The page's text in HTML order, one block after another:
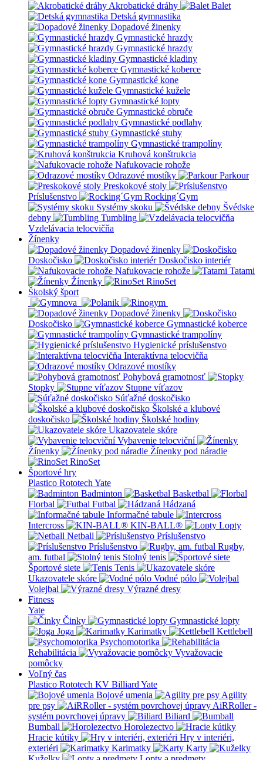
Akrobatické dráhy
Balet
Detská gymnastika
Dopadové žinenky
Gymnastické hrazdy
Gymnastické hrazdy
Gymnastické kladiny
Gymnastické koberce
Gymnastické kone
Gymnastické kužele
Gymnastické lopty
Gymnastické obruče
Gymnastické podlahy
Gymnastické stuhy
Gymnastické trampolíny
Kruhová konštrukcia
Nafukovacie rohože
Odrazové mostíky
Parkour
Preskokové stoly
Príslušenstvo
Rocking´Gym
Systémy skoku
Švédske
debny
Tumbling
Vzdelávacia telocvičňa
Žínenky
Dopadové žinenky
Doskočisko
Doskočisko interiér
Nafukovacie rohože
Tatami
Žínenky
RinoSet
Školský šport
Dopadové žinenky
Doskočisko
Gymnastické koberce
Gymnastické trampolíny
Hygienické príslušenstvo
Interaktívna telocvičňa
Odrazové mostíky
Pohybová gramotnosť
Stopky
Stupne víťazov
Súťažné doskočisko
Školské a klubové
doskočisko
Školské hodiny
Ukazovatele skóre
Vybavenie telocviční
Žínenky
Žínenky pod náradie
RinoSet
Športové hry
Plastico Rototech Yate
Badminton
Basketbal
Florbal
Futbal
Hádzaná
Informačné tabule
Intercross
KIN-BALL®
Lopty
Netball
Príslušenstvo
Príslušenstvo
Rugby,
am. futbal
Stolný tenis
Športové siete
Tenis
Ukazovatele skóre
Vodné pólo
Volejbal
Výrazné dresy
Fitness
Yate
Činky
Gymnastické lopty
Joga
Karimatky
Kettlebell
Psychomotorika
Rehabilitácia
Vyvažovacie
pomôcky
Voľný čas
Plastico Rototech KV Billiard Yate
Bojové umenia
Agility
pre psy
AiRRoller -
systém povrchovej úpravy
Biliard
Bumball
Horolezectvo
Hracie kútiky
Hry v interiéri,
exteriéri
Karimatky
Karty